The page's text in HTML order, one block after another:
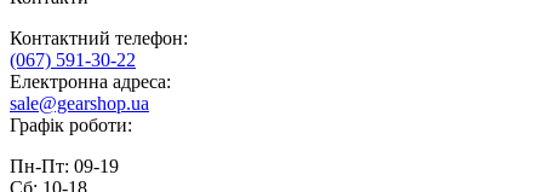
Контактний телефон:
(067) 591-30-22
Електронна адреса:
sale@gearshop.ua
Графік роботи:
Пн-Пт: 09-19
Сб: 10-18